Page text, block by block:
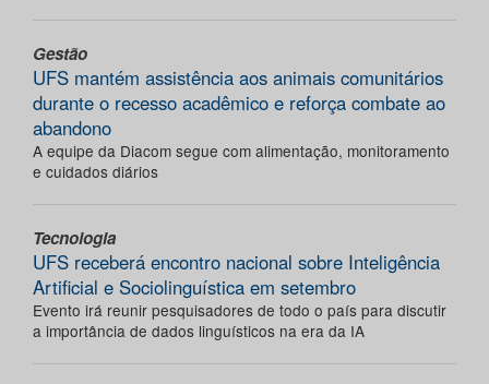
Gestão
UFS mantém assistência aos animais comunitários
durante o recesso acadêmico e reforça combate ao
abandono
A equipe da Diacom segue com alimentação, monitoramento
e cuidados diários
Tecnologia
UFS receberá encontro nacional sobre Inteligência
Artificial e Sociolinguística em setembro
Evento irá reunir pesquisadores de todo o país para discutir
a importância de dados linguísticos na era da IA